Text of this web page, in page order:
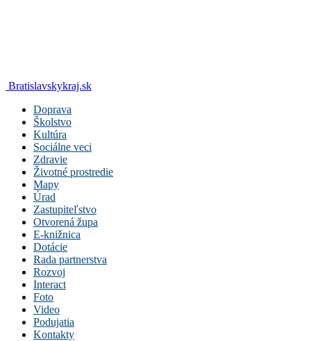
Bratislavskykraj.sk
Doprava
Školstvo
Kultúra
Sociálne veci
Zdravie
Životné prostredie
Mapy
Úrad
Zastupiteľstvo
Otvorená župa
E-knižnica
Dotácie
Rada partnerstva
Rozvoj
Interact
Foto
Video
Podujatia
Kontakty